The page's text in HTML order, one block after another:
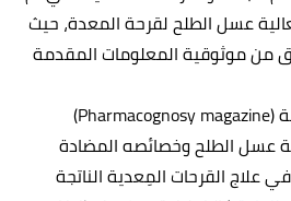
عسل الطلح لقرحة المعدة، حيث
من موثوقية المعلومات المقدمة
نُشرت دراسة في مجلة (Pharmacognosy magazine)
فعالية عسل الطلح وخصائصه المضادة
علاج القرحات المِعدية الناتجة